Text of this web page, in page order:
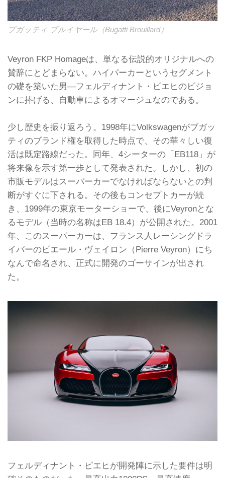
ブガッティ ブルイヤール（Bugatti Brouillard）
Veyron FKP Homageは、単なる伝説的オリジナルへの
賛辞にとどまらない。ハイパーカーというセグメント
の礎を築いた男―フェルディナント・ピエヒのビジョ
ンに捧げる、自動車によるオマージュなのである。
少し歴史を振り返ろう。1998年にVolkswagenがブガッ
ティのブランド権を取得した時点で、その華々しい復
活は既定路線だった。同年、4シーターの「EB118」が
将来像を示す第一歩として発表された。しかし、初の
市販モデルはスーパーカーでなければならないとの判
断がすぐに下される。その後もコンセプトカーが続
き、1999年の東京モーターショーで、後にVeyronとな
るモデル（当時の名称はEB 18.4）が公開された。2001
年、このスーパーカーは、フランス人レーシングドラ
イバーのピエール・ヴェイロン（Pierre Veyron）にち
なんで命名され、正式に開発のゴーサインが出され
た。
フェルディナント・ピエヒが開発陣に示した要件は明